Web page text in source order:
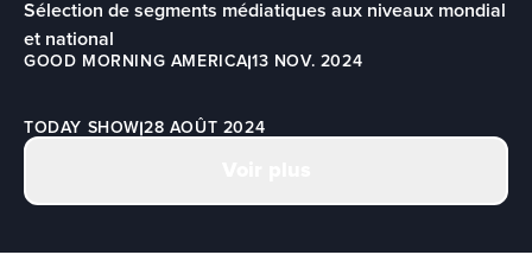
Sélection de segments médiatiques aux niveaux mondial
et national
GOOD MORNING AMERICA 13 NOV. 2024
TODAY SHOW 28 AOÛT 2024